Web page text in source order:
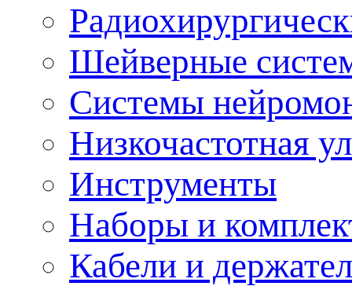
Шейверные
Системы
Низкочастотная
Инструменты
Наборы и
Кабели и